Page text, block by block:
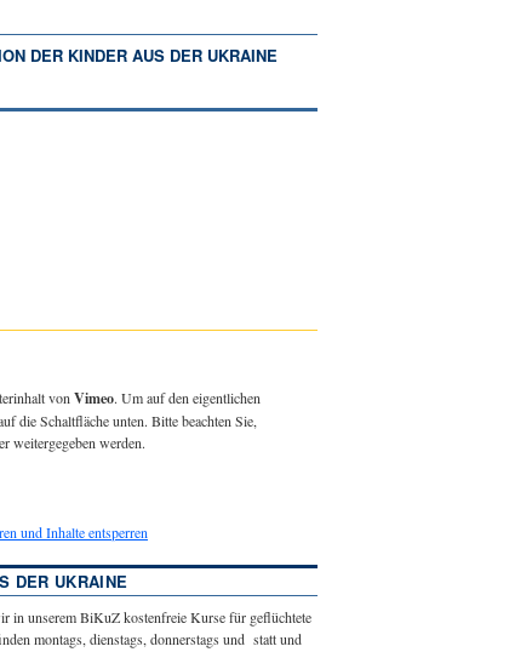
DER KINDER AUS DER UKRAINE
von Vimeo. Um auf den eigentlichen
die Schaltfläche unten. Bitte beachten Sie,
weitergegeben werden.
und Inhalte entsperren
DER UKRAINE
in unserem BiKuZ kostenfreie Kurse für geflüchtete
montags, dienstags, donnerstags und statt und